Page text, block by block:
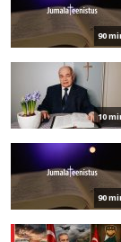
90
10
90